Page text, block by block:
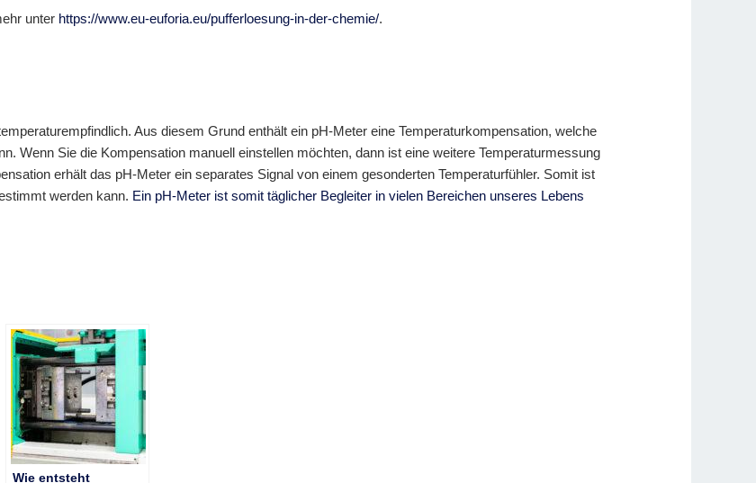
unter https://www.eu-euforia.eu/pufferloesung-in-der-chemie/.
Aus diesem Grund enthält ein pH-Meter eine Temperaturkompensation, welche
Wenn Sie die Kompensation manuell einstellen möchten, dann ist eine weitere Temperaturmessung
erhält das pH-Meter ein separates Signal von einem gesonderten Temperaturfühler. Somit ist
werden kann. Ein pH-Meter ist somit täglicher Begleiter in vielen Bereichen unseres Lebens
Wie entsteht